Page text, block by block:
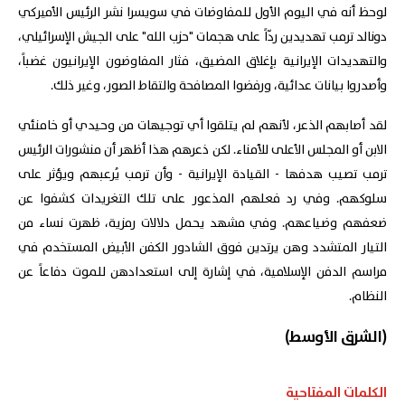
لوحظ أنه في اليوم الأول للمفاوضات في سويسرا نشر الرئيس الأميركي
دونالد ترمب تهديدين ردّاً على هجمات "حزب الله" على الجيش الإسرائيلي،
والتهديدات الإيرانية بإغلاق المضيق، فثار المفاوضون الإيرانيون غضباً،
وأصدروا بيانات عدائية، ورفضوا المصافحة والتقاط الصور، وغير ذلك.
لقد أصابهم الذعر، لأنهم لم يتلقوا أي توجيهات من وحيدي أو خامنئي
الابن أو المجلس الأعلى للأمناء. لكن ذعرهم هذا أظهر أن منشورات الرئيس
ترمب تصيب هدفها - القيادة الإيرانية - وأن ترمب يُرعبهم ويؤثر على
سلوكهم. وفي رد فعلهم المذعور على تلك التغريدات كشفوا عن
ضعفهم وضياعهم. وفي مشهد يحمل دلالات رمزية، ظهرت نساء من
التيار المتشدد وهن يرتدين فوق الشادور الكفن الأبيض المستخدم في
مراسم الدفن الإسلامية، في إشارة إلى استعدادهن للموت دفاعاً عن
النظام.
(الشرق الأوسط)
الكلمات المفتاحية